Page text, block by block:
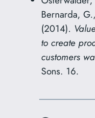
Bernarda,
(2014).
to create
customers
Sons. 16.